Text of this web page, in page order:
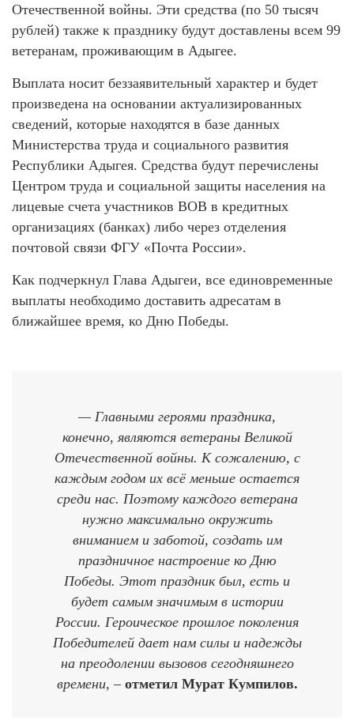
Отечественной войны. Эти средства (по 50 тысяч
рублей) также к празднику будут доставлены всем 99
ветеранам, проживающим в Адыгее.
Выплата носит беззаявительный характер и будет
произведена на основании актуализированных
сведений, которые находятся в базе данных
Министерства труда и социального развития
Республики Адыгея. Средства будут перечислены
Центром труда и социальной защиты населения на
лицевые счета участников ВОВ в кредитных
организациях (банках) либо через отделения
почтовой связи ФГУ «Почта России».
Как подчеркнул Глава Адыгеи, все единовременные
выплаты необходимо доставить адресатам в
ближайшее время, ко Дню Победы.
— Главными героями праздника,
конечно, являются ветераны Великой
Отечественной войны. К сожалению, с
каждым годом их всё меньше остается
среди нас. Поэтому каждого ветерана
нужно максимально окружить
вниманием и заботой, создать им
праздничное настроение ко Дню
Победы. Этот праздник был, есть и
будет самым значимым в истории
России. Героическое прошлое поколения
Победителей дает нам силы и надежды
на преодолении вызовов сегодняшнего
времени, – отметил Мурат Кумпилов.